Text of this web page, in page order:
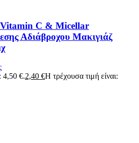
Vitamin C & Micellar
Αδιάβροχου Μακιγιάζ
4,50 €.2,40 €Η τρέχουσα τιμή είναι: